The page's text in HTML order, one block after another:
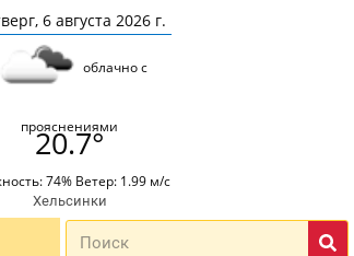
6 августа 2026 г.
облачно с
прояснениями
20.7°
74% Ветер: 1.99 м/с
Хельсинки